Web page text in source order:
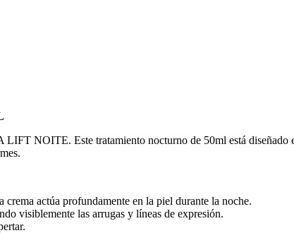
NOITE. Este tratamiento nocturno de 50ml está diseñado
actúa profundamente en la piel durante la noche.
visiblemente las arrugas y líneas de expresión.